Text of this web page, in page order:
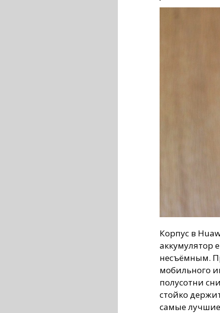
Корпус в
аккумулятор
несъёмным.
мобильного
полусотни
стойко
самые